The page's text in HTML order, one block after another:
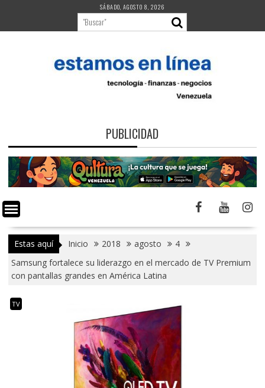
contenido
SÁBADO, AGOSTO 8, 2026
PUBLICIDAD
Estas aquí Inicio 2018 agosto
4
Samsung fortalece su liderazgo en el mercado de TV Premium
con pantallas grandes en América Latina
TV